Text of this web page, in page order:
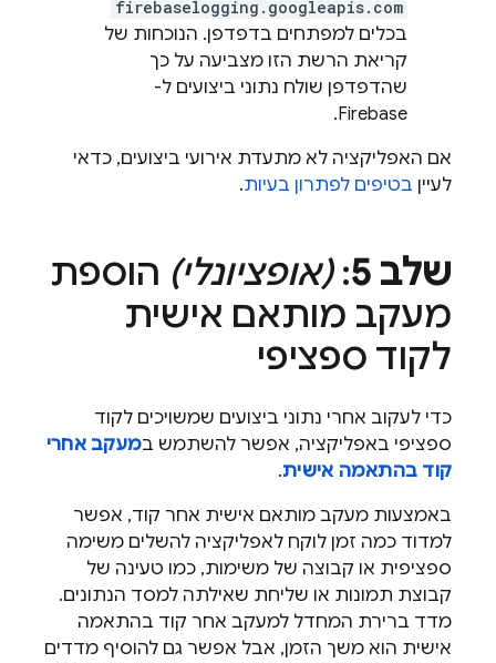
firebaselogging.googleapis.com
בכלים למפתחים בדפדפן. הנוכחות של
קריאת הרשת הזו מצביעה על כך
שהדפדפן שולח נתוני ביצועים ל-
Firebase.
אם האפליקציה לא מתעדת אירועי ביצועים, כדאי
לעיין בטיפים לפתרון בעיות.
שלב 5 :(אופציונלי) הוספת
מעקב מותאם אישית
לקוד ספציפי
כדי לעקוב אחרי נתוני ביצועים שמשויכים לקוד
ספציפי באפליקציה, אפשר להשתמש במעקב אחרי
קוד בהתאמה אישית.
באמצעות מעקב מותאם אישית אחר קוד, אפשר
למדוד כמה זמן לוקח לאפליקציה להשלים משימה
ספציפית או קבוצה של משימות, כמו טעינה של
קבוצת תמונות או שליחת שאילתה למסד הנתונים.
מדד ברירת המחדל למעקב אחר קוד בהתאמה
אישית הוא משך הזמן, אבל אפשר גם להוסיף מדדים